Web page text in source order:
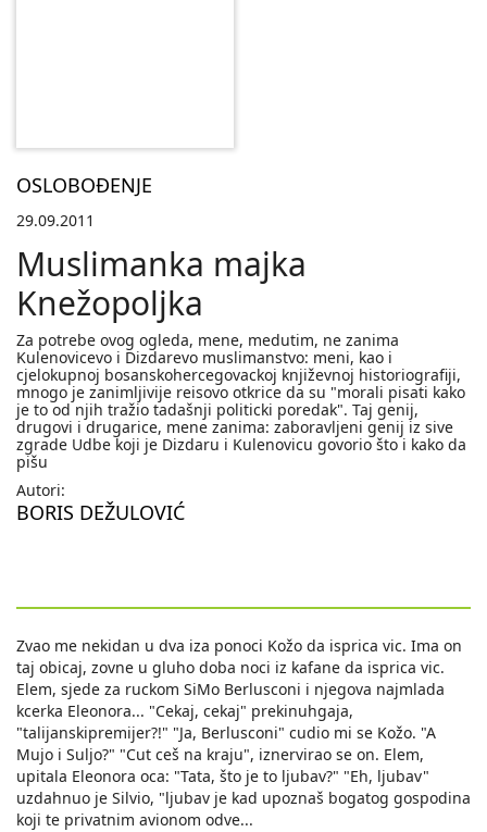
OSLOBOĐENJE
29.09.2011
Muslimanka majka
Knežopoljka
Za potrebe ovog ogleda, mene, medutim, ne zanima
Kulenovicevo i Dizdarevo muslimanstvo: meni, kao i
cjelokupnoj bosanskohercegovackoj književnoj historiografiji,
mnogo je zanimljivije reisovo otkrice da su "morali pisati kako
je to od njih tražio tadašnji politicki poredak". Taj genij,
drugovi i drugarice, mene zanima: zaboravljeni genij iz sive
zgrade Udbe koji je Dizdaru i Kulenovicu govorio što i kako da
pišu
Autori:
BORIS DEŽULOVIĆ
Zvao me nekidan u dva iza ponoci Kožo da isprica vic. Ima on
taj obicaj, zovne u gluho doba noci iz kafane da isprica vic.
Elem, sjede za ruckom SiMo Berlusconi i njegova najmlada
kcerka Eleonora... "Cekaj, cekaj" prekinuhgaja,
"talijanskipremijer?!" "Ja, Berlusconi" cudio mi se Kožo. "A
Mujo i Suljo?" "Cut ceš na kraju", iznervirao se on. Elem,
upitala Eleonora oca: "Tata, što je to ljubav?" "Eh, ljubav"
uzdahnuo je Silvio, "ljubav je kad upoznaš bogatog gospodina
koji te privatnim avionom odve...